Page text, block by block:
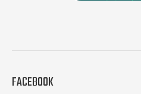
FACEBOOK